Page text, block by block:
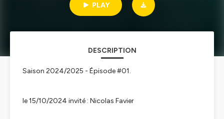
PLAY
DESCRIPTION
Saison 2024/2025 - Épisode #01.
le 15/10/2024 invité : Nicolas Favier